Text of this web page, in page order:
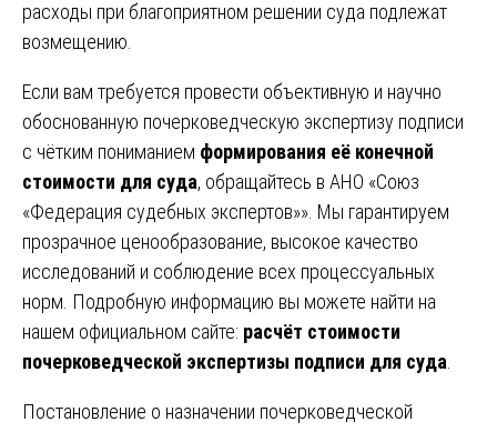
расходы при благоприятном решении суда подлежат
возмещению.
Если вам требуется провести объективную и научно
обоснованную почерковедческую экспертизу подписи
с чётким пониманием формирования её конечной
стоимости для суда, обращайтесь в АНО «Союз
«Федерация судебных экспертов»». Мы гарантируем
прозрачное ценообразование, высокое качество
исследований и соблюдение всех процессуальных
норм. Подробную информацию вы можете найти на
нашем официальном сайте: расчёт стоимости
почерковедческой экспертизы подписи для суда
Навигация
Постановление о назначении почерковедческой